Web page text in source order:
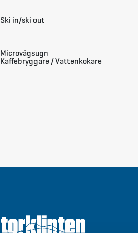
Ski in/ski out
Microvågsugn
Kaffebryggare / Vattenkokare